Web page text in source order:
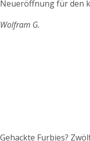
Neueröffnung für den
Wolfram G.
Gehackte Furbies?